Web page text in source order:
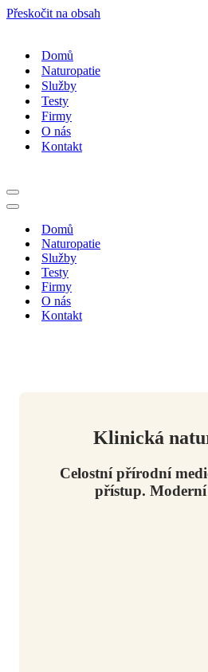
Přeskočit na obsah
Domů
Naturopatie
Služby
Testy
Firmy
O nás
Kontakt
Navigační
menu
Navigační
Domů
Naturopatie
Služby
Testy
Firmy
O nás
Kontakt
Klinická
Celostní přírodní
přístup. Moderní